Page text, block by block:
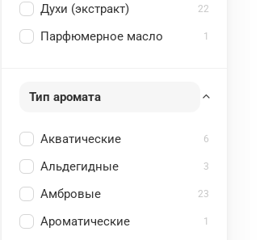
Духи (экстракт) 22
Парфюмерное масло 1
Тип аромата
Акватические 6
Альдегидные 3
Амбровые 23
Ароматические 1